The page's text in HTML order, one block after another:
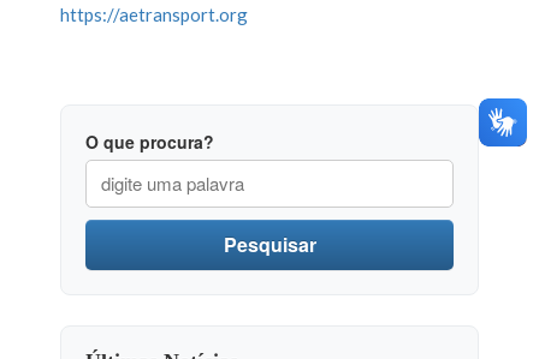
https://aetransport.org
O que procura?
Pesquisar